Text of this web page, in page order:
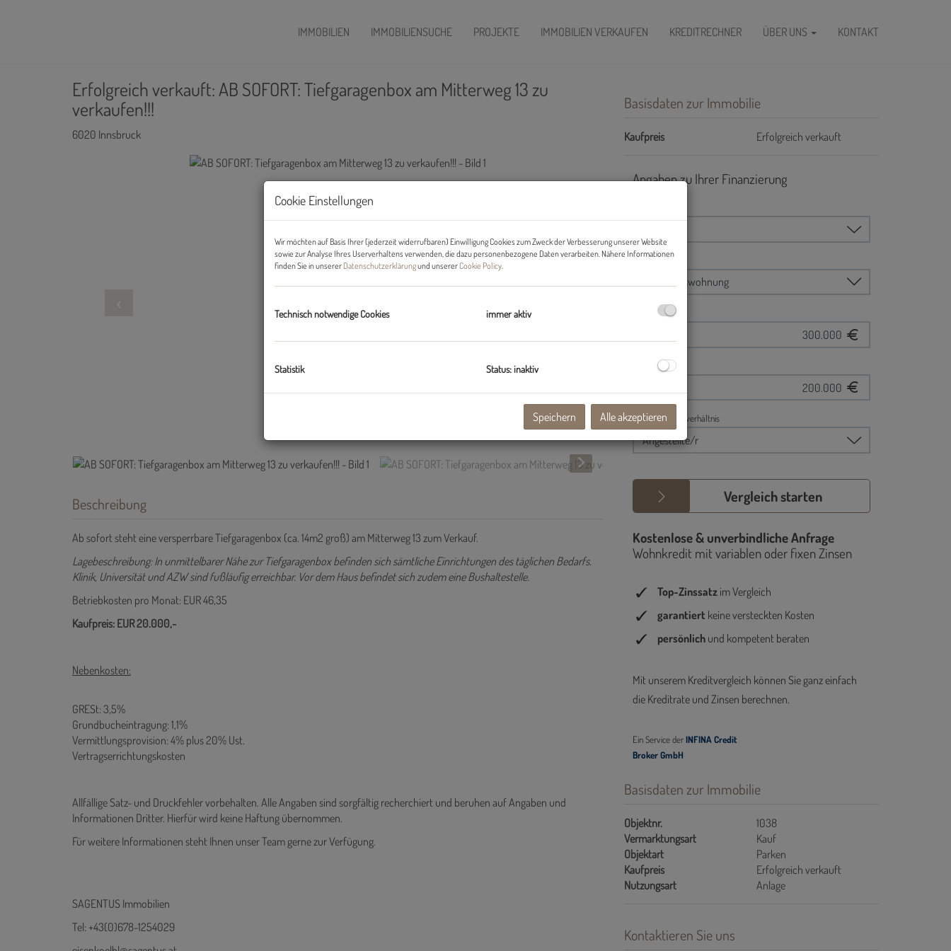
IMMOBILIEN IMMOBILIENSUCHE PROJEKTE IMMOBILIEN VERKAUFEN KREDITRECHNER ÜBER UNS KONTAKT
Erfolgreich verkauft: AB SOFORT: Tiefgaragenbox am Mitterweg 13 zu
verkaufen!!!
6020 Innsbruck
Beschreibung
Ab sofort steht eine versperrbare Tiefgaragenbox (ca. 14m2 groß) am Mitterweg 13 zum Verkauf.
Lagebeschreibung: In unmittelbarer Nähe zur Tiefgaragenbox befinden sich sämtliche Einrichtungen des täglichen Bedarfs.
Klinik, Universität und AZW sind fußläufig erreichbar. Vor dem Haus befindet sich zudem eine Bushaltestelle.
Betriebkosten pro Monat: EUR 46,35
Kaufpreis: EUR 20.000,-
Nebenkosten:
GRESt: 3,5%
Grundbucheintragung: 1,1%
Vermittlungsprovision: 4% plus 20% Ust.
Vertragserrichtungskosten
Allfällige Satz- und Druckfehler vorbehalten. Alle Angaben sind sorgfältig recherchiert und beruhen auf Angaben und
Informationen Dritter. Hierfür wird keine Haftung übernommen.
Für weitere Informationen steht Ihnen unser Team gerne zur Verfügung.
SAGENTUS Immobilien
Tel: +43(0)678-1254029
Basisdaten zur Immobilie
Kaufpreis Erfolgreich verkauft
Basisdaten zur Immobilie
Objektnr.
1038
Vermarktungsart
Kauf
Objektart
Parken
Kaufpreis
Erfolgreich verkauft
Nutzungsart
Anlage
Kontaktieren Sie uns
Cookie Einstellungen
Wir möchten auf Basis Ihrer (jederzeit widerrufbaren) Einwilligung Cookies zum Zweck der Verbesserung unserer Website
sowie zur Analyse Ihres Userverhaltens verwenden, die dazu personenbezogene Daten verarbeiten. Nähere Informationen
finden Sie in unserer Datenschutzerklärungund unsererCookie Policy
Technisch notwendige Cookies immer aktiv
Statistik Status: inaktiv
Speichern Alle akzeptieren